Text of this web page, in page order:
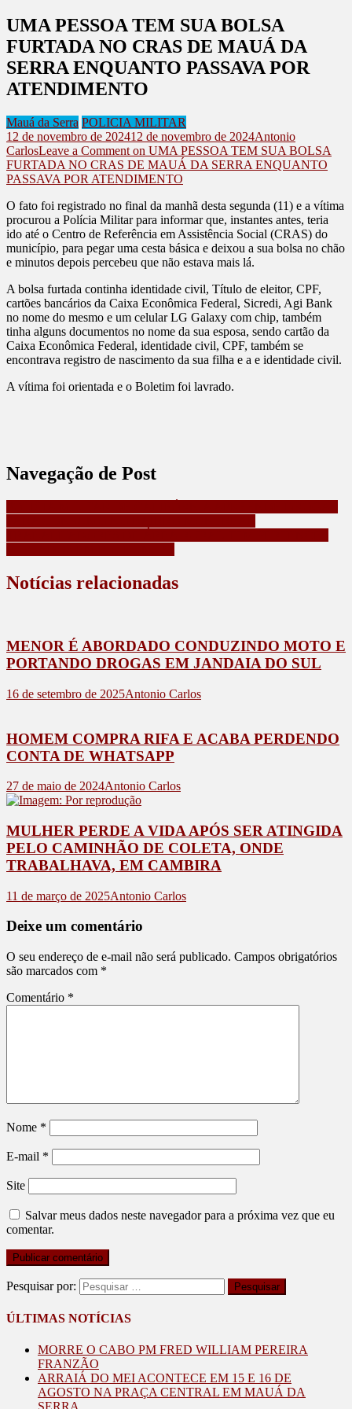
UMA PESSOA TEM SUA BOLSA
FURTADA NO CRAS DE MAUÁ DA
SERRA ENQUANTO PASSAVA POR
ATENDIMENTO
Mauá da Serra POLICIA MILITAR
12 de novembro de 202412 de novembro de 2024Antonio
CarlosLeave a Comment on UMA PESSOA TEM SUA BOLSA
FURTADA NO CRAS DE MAUÁ DA SERRA ENQUANTO
PASSAVA POR ATENDIMENTO
O fato foi registrado no final da manhã desta segunda (11) e a vítima
procurou a Polícia Militar para informar que, instantes antes, teria
ido até o Centro de Referência em Assistência Social (CRAS) do
município, para pegar uma cesta básica e deixou a sua bolsa no chão
e minutos depois percebeu que não estava mais lá.
A bolsa furtada continha identidade civil, Título de eleitor, CPF,
cartões bancários da Caixa Econômica Federal, Sicredi, Agi Bank
no nome do mesmo e um celular LG Galaxy com chip, também
tinha alguns documentos no nome da sua esposa, sendo cartão da
Caixa Econômica Federal, identidade civil, CPF, também se
encontrava registro de nascimento da sua filha e a e identidade civil.
A vítima foi orientada e o Boletim foi lavrado.
Navegação de Post
Notícias relacionadas
MENOR É ABORDADO CONDUZINDO MOTO E
PORTANDO DROGAS EM JANDAIA DO SUL
16 de setembro de 2025Antonio Carlos
HOMEM COMPRA RIFA E ACABA PERDENDO
CONTA DE WHATSAPP
27 de maio de 2024Antonio Carlos
MULHER PERDE A VIDA APÓS SER ATINGIDA
PELO CAMINHÃO DE COLETA, ONDE
TRABALHAVA, EM CAMBIRA
11 de março de 2025Antonio Carlos
Deixe um comentário
O seu endereço de e-mail não será publicado. Campos obrigatórios
são marcados com *
Comentário *
Nome *
E-mail *
Site
Salvar meus dados neste navegador para a próxima vez que eu
comentar.
Pesquisar por:
ÚLTIMAS NOTÍCIAS
MORRE O CABO PM FRED WILLIAM PEREIRA
FRANZÃO
ARRAIÁ DO MEI ACONTECE EM 15 E 16 DE
AGOSTO NA PRAÇA CENTRAL EM MAUÁ DA
SERRA